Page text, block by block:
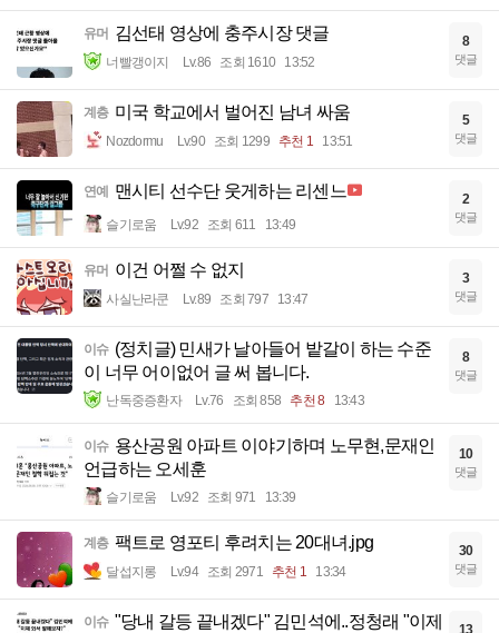
유머 김선태 영상에 충주시장 댓글
너빨갱이지 Lv.86 조회 1610 13:52
8
댓글
계층 미국 학교에서 벌어진 남녀 싸움
Nozdormu Lv.90 조회 1299 추천 1 13:51
5
댓글
연예 맨시티 선수단 웃게하는 리센느
슬기로움 Lv.92 조회 611 13:49
2
댓글
유머 이건 어쩔 수 없지
사실난라쿤 Lv.89 조회 797 13:47
3
댓글
이슈 (정치글) 민새가 날아들어 밭갈이 하는 수준
이 너무 어이없어 글 써 봅니다.
난독중증환자 Lv.76 조회 858 추천 8 13:43
8
댓글
이슈 용산공원 아파트 이야기하며 노무현,문재인
언급하는 오세훈
슬기로움 Lv.92 조회 971 13:39
10
댓글
계층 팩트로 영포티 후려치는 20대녀.jpg
달섭지롱 Lv.94 조회 2971 추천 1 13:34
30
댓글
이슈 "당내 갈등 끝내겠다" 김민석에..정청래 "이제